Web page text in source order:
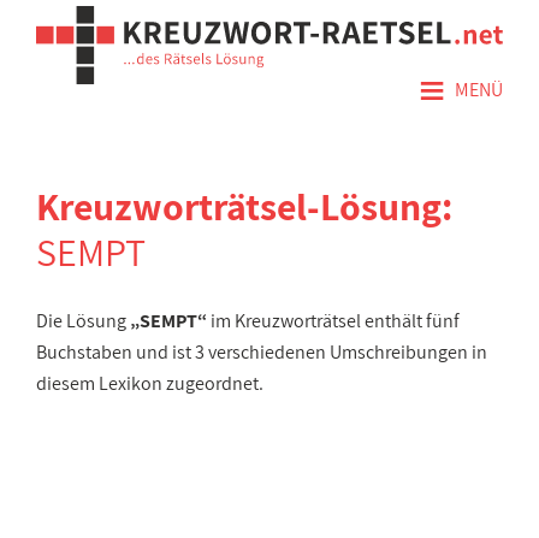
≡ MENÜ
Kreuzworträtsel-Lösung:
SEMPT
Die Lösung„SEMPT“ im Kreuzworträtsel enthält fünf
Buchstaben und ist 3 verschiedenen Umschreibungen in
diesem Lexikon zugeordnet.